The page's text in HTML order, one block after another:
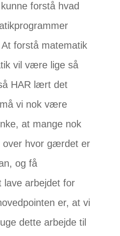
forstå hvad
forstå matematik
vil være lige så
HAR lært det
vi nok være
at mange nok
over hvor gærdet er
og få
lave arbejdet for
er, at vi
dette arbejde til